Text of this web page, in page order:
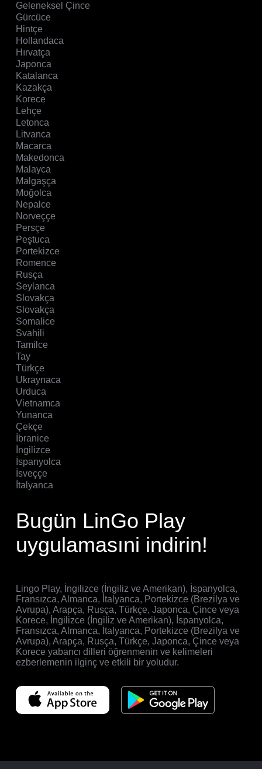
Geleneksel Çince
Gürcüce
Hintçe
Hollandaca
Hırvatça
Japonca
Katalanca
Kazakça
Korece
Lehçe
Letonca
Litvanca
Macarca
Makedonca
Malayca
Malgaşça
Moğolca
Nepalce
Norveççe
Persçe
Peştuca
Portekizce
Romence
Rusça
Seylanca
Slovakça
Slovakça
Somalice
Svahili
Tamilce
Tay
Türkçe
Ukraynaca
Urduca
Vietnamca
Yunanca
Çekçe
İbranice
İngilizce
İspanyolca
İsveççe
İtalyanca
Bugün LinGo Play
uygulamasıni indirin!
Lingo Play, İngilizce (İngiliz ve Amerikan), İspanyolca,
Fransızca, Almanca, İtalyanca, Portekizce (Brezilya ve
Avrupa), Arapça, Rusça, Türkçe, Japonca, Çince veya
Korece, İngilizce (İngiliz ve Amerikan), İspanyolca,
Fransızca, Almanca, İtalyanca, Portekizce (Brezilya ve
Avrupa), Arapça, Rusça, Türkçe, Japonca, Çince veya
Korece yabancı dilleri öğrenmenin ve kelimeleri
ezberlemenin ilginç ve etkili bir yoludur.